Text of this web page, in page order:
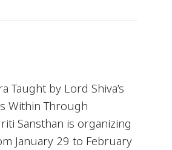
Taught by Lord Shiva’s
Within Through
Sansthan is organizing
January 29 to February